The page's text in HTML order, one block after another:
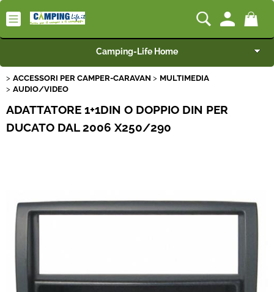
Camping-Life Home
Articoli per Camper e Caravan
Articoli per Furgonati e Van
BEST SELLER
ACCESSORI PER CAMPER-CARAVAN
MULTIMEDIA
AUDIO/VIDEO
ADATTATORE 1+1DIN O DOPPIO DIN PER
DUCATO DAL 2006 X250/290